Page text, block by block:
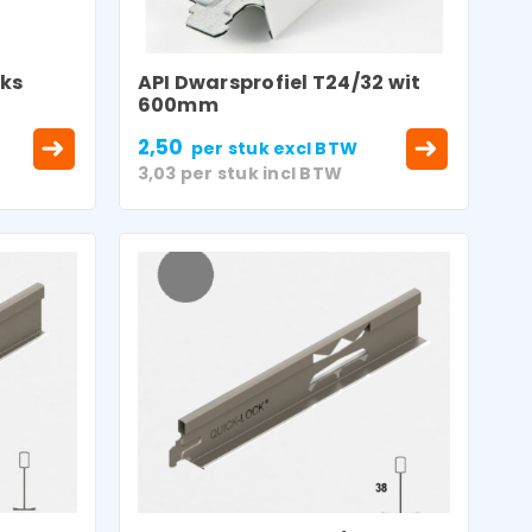
API Dwarsprofiel T24/32 wit
600mm
2,50 per stukexcl BTW
3,03 per stuk incl BTW